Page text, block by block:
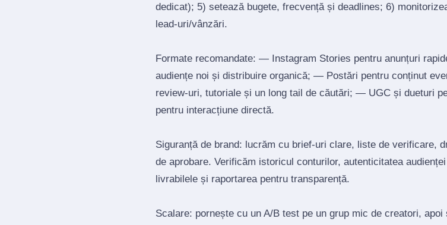
dedicat); 5) setează bugete, frecvență și deadlines; 6)
lead‑uri/vânzări.
Formate recomandate: — Instagram Stories pentru anunțuri
audiențe noi și distribuire organică; — Postări pentru conținut
review‑uri, tutoriale și un long tail de căutări; — UGC și dueturi
pentru interacțiune directă.
Siguranță de brand: lucrăm cu brief‑uri clare, liste de verificare,
de aprobare. Verificăm istoricul conturilor, autenticitatea
livrabilele și raportarea pentru transparență.
Scalare: pornește cu un A/B test pe un grup mic de creatori,